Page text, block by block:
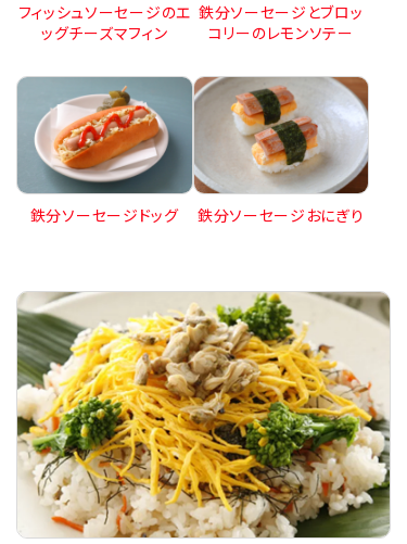
フィッシュソーセージのエ
ッグチーズマフィン
鉄分ソーセージとブロッ
コリーのレモンソテー
鉄分ソーセージドッグ 鉄分ソーセージおにぎり